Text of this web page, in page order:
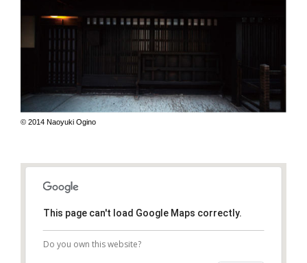
© 2014 Naoyuki Ogino
This page can't load Google Maps correctly.
Do you own this website?